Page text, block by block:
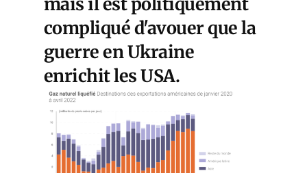
compliqué d'avouer que la
guerre en Ukraine
enrichit les USA.